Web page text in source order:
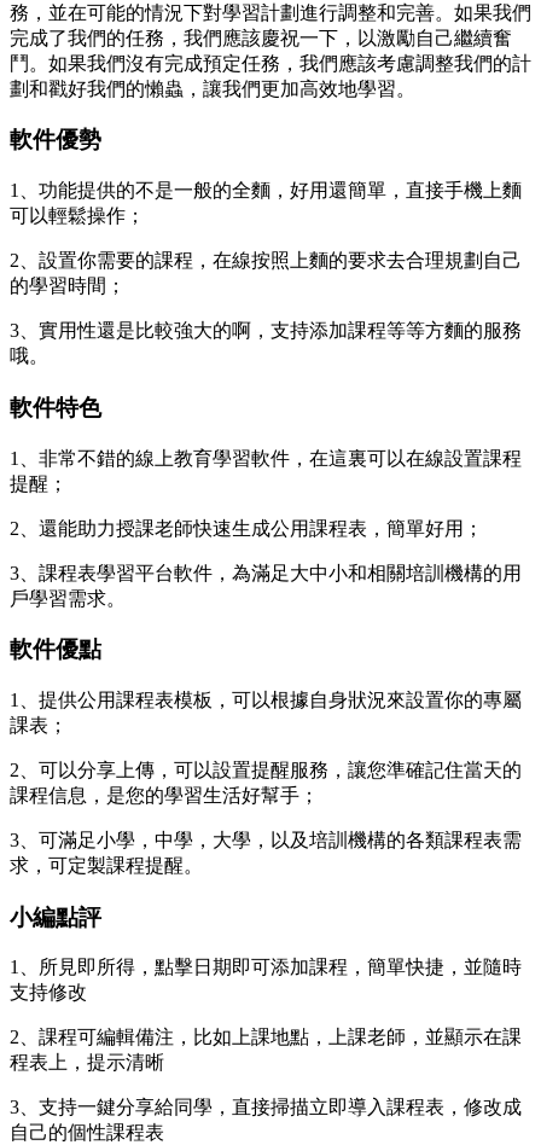
務，並在可能的情況下對學習計劃進行調整和完善。如果我們
完成了我們的任務，我們應該慶祝一下，以激勵自己繼續奮
鬥。如果我們沒有完成預定任務，我們應該考慮調整我們的計
劃和戳好我們的懶蟲，讓我們更加高效地學習。
軟件優勢
1、功能提供的不是一般的全麵，好用還簡單，直接手機上麵
可以輕鬆操作；
2、設置你需要的課程，在線按照上麵的要求去合理規劃自己
的學習時間；
3、實用性還是比較強大的啊，支持添加課程等等方麵的服務
哦。
軟件特色
1、非常不錯的線上教育學習軟件，在這裏可以在線設置課程
提醒；
2、還能助力授課老師快速生成公用課程表，簡單好用；
3、課程表學習平台軟件，為滿足大中小和相關培訓機構的用
戶學習需求。
軟件優點
1、提供公用課程表模板，可以根據自身狀況來設置你的專屬
課表；
2、可以分享上傳，可以設置提醒服務，讓您準確記住當天的
課程信息，是您的學習生活好幫手；
3、可滿足小學，中學，大學，以及培訓機構的各類課程表需
求，可定製課程提醒。
小編點評
1、所見即所得，點擊日期即可添加課程，簡單快捷，並隨時
支持修改
2、課程可編輯備注，比如上課地點，上課老師，並顯示在課
程表上，提示清晰
3、支持一鍵分享給同學，直接掃描立即導入課程表，修改成
自己的個性課程表